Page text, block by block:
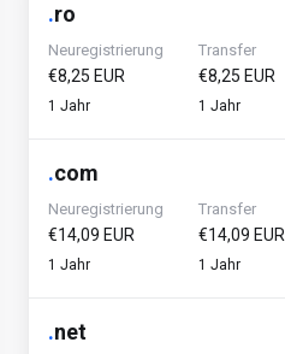
.ro
Neuregistrierung
€8,25 EUR
1 Jahr
Transfer
€8,25 EUR
1 Jahr
.com
Neuregistrierung
€14,09 EUR
1 Jahr
Transfer
€14,09 EUR
1 Jahr
.net